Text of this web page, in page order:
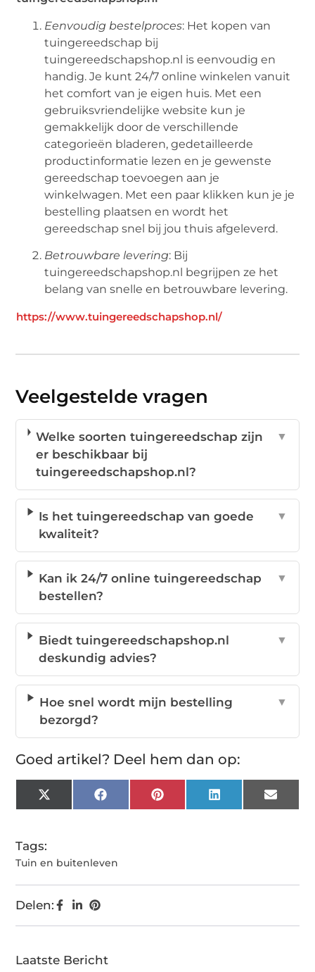
Eenvoudig bestelproces: Het kopen van
tuingereedschap bij
tuingereedschapshop.nl is eenvoudig en
handig. Je kunt 24/7 online winkelen vanuit
het comfort van je eigen huis. Met een
gebruiksvriendelijke website kun je
gemakkelijk door de verschillende
categorieën bladeren, gedetailleerde
productinformatie lezen en je gewenste
gereedschap toevoegen aan je
winkelwagen. Met een paar klikken kun je je
bestelling plaatsen en wordt het
gereedschap snel bij jou thuis afgeleverd.
Betrouwbare levering: Bij
tuingereedschapshop.nl begrijpen ze het
belang van snelle en betrouwbare levering.
https://www.tuingereedschapshop.nl/
Veelgestelde vragen
Welke soorten tuingereedschap zijn
er beschikbaar bij
tuingereedschapshop.nl?
▼
Is het tuingereedschap van goede
kwaliteit?
▼
Kan ik 24/7 online tuingereedschap
bestellen?
▼
Biedt tuingereedschapshop.nl
deskundig advies?
▼
Hoe snel wordt mijn bestelling
bezorgd?
▼
Goed artikel? Deel hem dan op:
X
(Twitter)
FacebookPinterest LinkedIn Email
Tags:
Tuin en buitenleven
Delen:
Laatste Bericht